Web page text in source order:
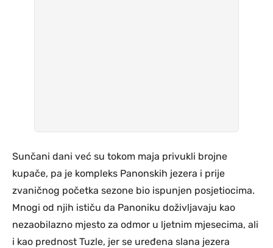
Sunčani dani već su tokom maja privukli brojne
kupače, pa je kompleks Panonskih jezera i prije
zvaničnog početka sezone bio ispunjen posjetiocima.
Mnogi od njih ističu da Panoniku doživljavaju kao
nezaobilazno mjesto za odmor u ljetnim mjesecima, ali
i kao prednost Tuzle, jer se uređena slana jezera